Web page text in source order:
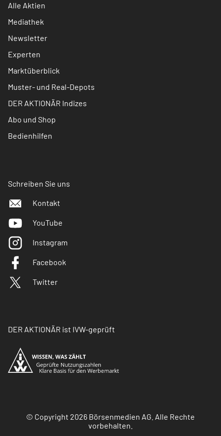
Alle Aktien
Mediathek
Newsletter
Experten
Marktüberblick
Muster- und Real-Depots
DER AKTIONÄR Indizes
Abo und Shop
Bedienhilfen
Schreiben Sie uns
Kontakt
YouTube
Instagram
Facebook
Twitter
DER AKTIONÄR ist IVW-geprüft
© Copyright 2026 Börsenmedien AG. Alle Rechte
vorbehalten.